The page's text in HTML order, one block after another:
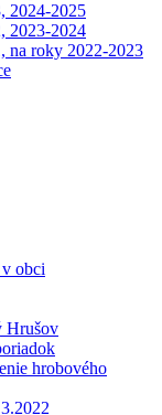
2024-2025
2023-2024
na roky 2022-2023
obci
Hrušov
hrobového